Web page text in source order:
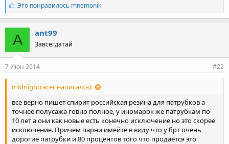
Л
а
й
к
и
Это понравилось mnemonik
A ant99
Завсегдатай
7 Июн 2014 #22
midnightracer написал(а):
все верно пишет спирит российская резина для патрубков а
точнее полусажа говно полное, у иномарок же патрубкам по
10 лет а они как новые есть конечно исключение но это скорее
исключение. Причем парни имейте в виду что у брт очень
дорогие патрубки и 80 процентов того что продается это